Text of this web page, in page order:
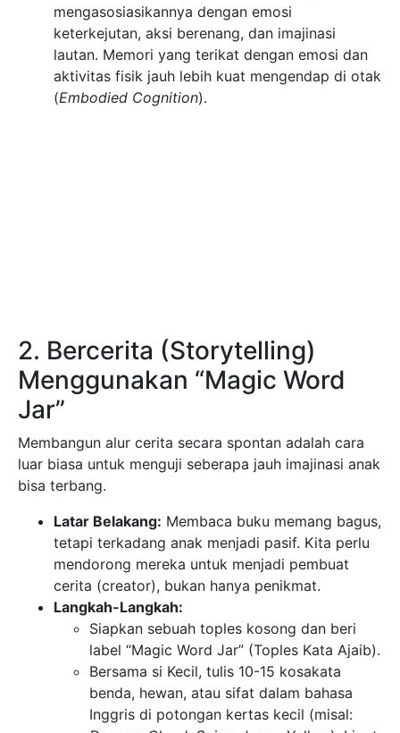
mengasosiasikannya dengan emosi
keterkejutan, aksi berenang, dan imajinasi
lautan. Memori yang terikat dengan emosi dan
aktivitas fisik jauh lebih kuat mengendap di otak
(Embodied Cognition).
2. Bercerita (Storytelling)
Menggunakan “Magic Word
Jar”
Membangun alur cerita secara spontan adalah cara
luar biasa untuk menguji seberapa jauh imajinasi anak
bisa terbang.
Latar Belakang: Membaca buku memang bagus,
tetapi terkadang anak menjadi pasif. Kita perlu
mendorong mereka untuk menjadi pembuat
cerita (creator), bukan hanya penikmat.
Langkah-Langkah:
Siapkan sebuah toples kosong dan beri
label “Magic Word Jar” (Toples Kata Ajaib).
Bersama si Kecil, tulis 10-15 kosakata
benda, hewan, atau sifat dalam bahasa
Inggris di potongan kertas kecil (misal: